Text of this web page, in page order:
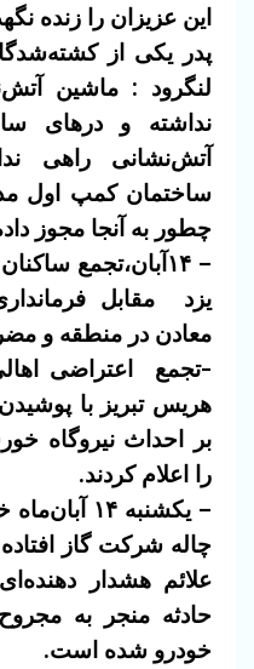
این عزیزان را زنده
پدر یکی از
لنگرود : ماشین
نداشته و درهای
آتش‌نشانی راهی
ساختمان کمپ اول
چطور به آنجا مجوز
– ۱۴آبان،تجمع
یزد مقابل
معادن در منطقه و
-تجمع اعتراضی
هریس تبریز با
بر احداث نیروگاه
را اعلام کردند.
– یکشنبه
چاله شرکت گاز
علائم هشدار
حادثه منجر به
خودرو شده است.